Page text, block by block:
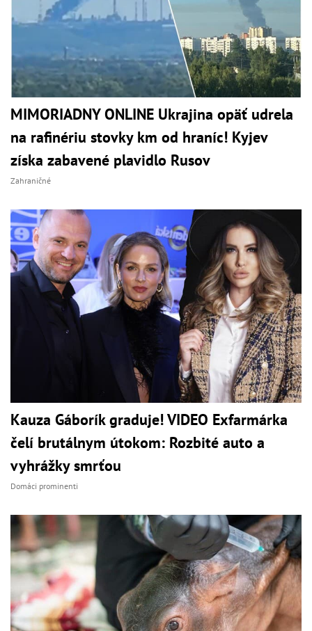
MIMORIADNY ONLINE Ukrajina opäť udrela
na rafinériu stovky km od hraníc! Kyjev
získa zabavené plavidlo Rusov
Zahraničné
Kauza Gáborík graduje! VIDEO Exfarmárka
čelí brutálnym útokom: Rozbité auto a
vyhrážky smrťou
Domáci prominenti